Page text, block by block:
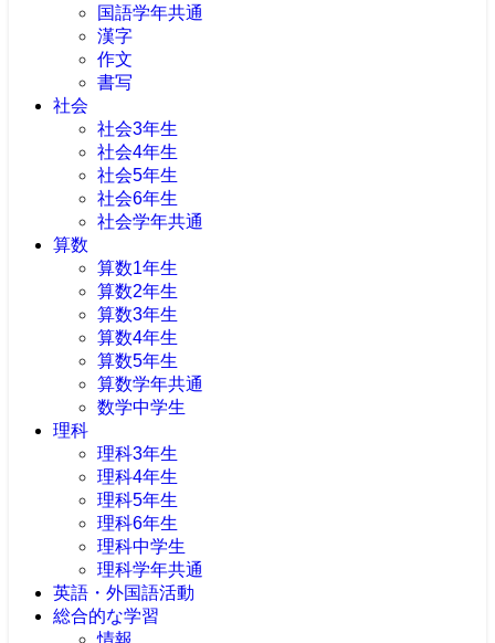
国語学年共通
漢字
作文
書写
社会
社会3年生
社会4年生
社会5年生
社会6年生
社会学年共通
算数
算数1年生
算数2年生
算数3年生
算数4年生
算数5年生
算数学年共通
数学中学生
理科
理科3年生
理科4年生
理科5年生
理科6年生
理科中学生
理科学年共通
英語・外国語活動
総合的な学習
情報